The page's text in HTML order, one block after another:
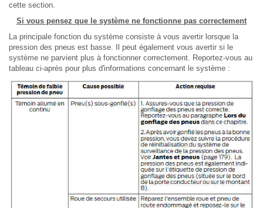
cette section.
Si vous pensez que le système ne fonctionne pas correctement
La principale fonction du système consiste à vous avertir lorsque la
pression des pneus est basse. Il peut également vous avertir si le
système ne parvient plus à fonctionner correctement. Reportez-vous au
tableau ci-après pour plus d'informations concernant le système :